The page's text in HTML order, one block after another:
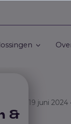
&
19 juni 2024